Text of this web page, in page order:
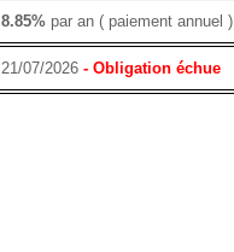
8.85%par an ( paiement annuel )
21/07/2026- Obligation échue